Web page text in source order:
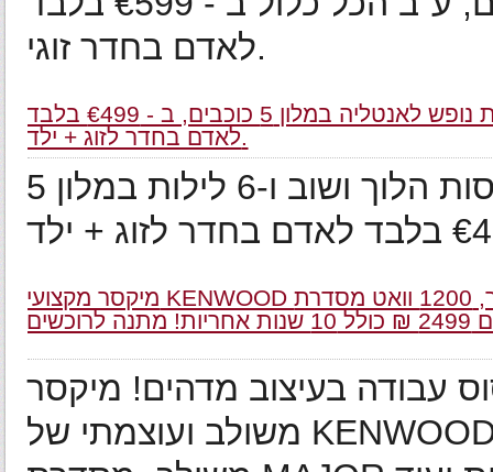
לאדם בחדר זוגי.
חבילת נופש לאנטליה במלון 5 כוכבים, ב - €499 בלבד
לאדם בחדר לזוג + ילד.
חבילת נופש לאנטליה הכוללת טיסות הלוך ושוב ו-6 לילות במלון 5
מיקסר מקצועי KENWOOD עם קערת נירוסטה 6.7 ליטר, 1200 וואט מסדרת MAJOR PREMIER משולב
עבודה בעיצוב מדהים! מיקסר
משולב ועוצמתי של KENWOOD עם הספק של 1200 וואט, בלנדר